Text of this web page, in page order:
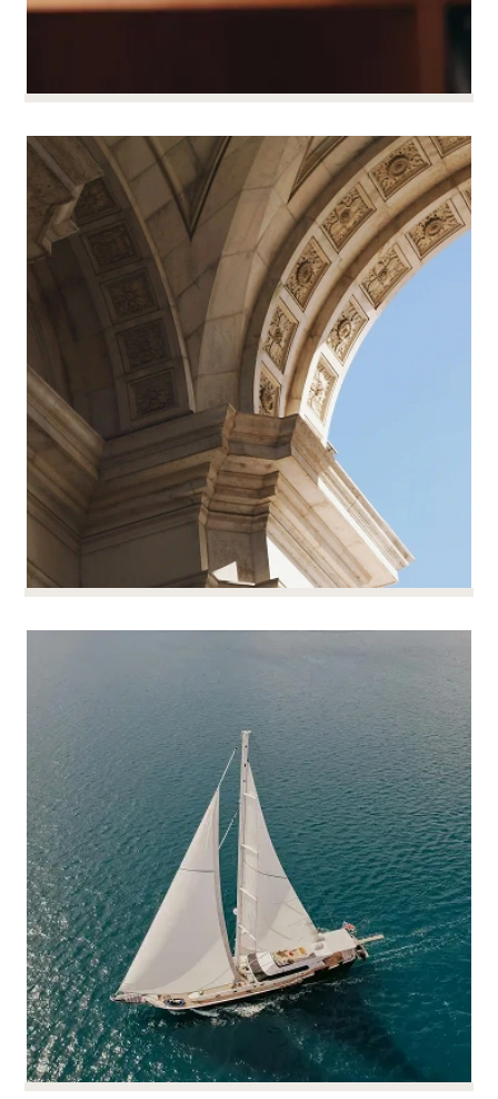
contratto di lavoro
PER SAPERNE DI PIÙ
Stipulare e modificare un
contratto di lavoro
Lavoriamo con voi fin dalla stesura del contratto
per garantire i punti essenziali: retribuzione, orario di
lavoro, clausole sensibili e strategiche.
Possiamo anche assistervi nelle modifiche al
contratto, per fornire un quadro di riferimento per le
modifiche o gli aggiustamenti delle condizioni di
Infine, ci assicuriamo che il contratto di lavoro sia
coerente con il mandato aziendale degli
amministratori.
Ottimizzare e gestire l'orario di
annualizzazione, cicli...
Esistono molti modi di organizzare l'orario di lavoro
e la loro gestione è complessa.
Possiamo aiutarvi a definire regole adatte alle
vostre esigenze e sfide e a garantire un
monitoraggio efficace dell'orario di lavoro in
azienda.